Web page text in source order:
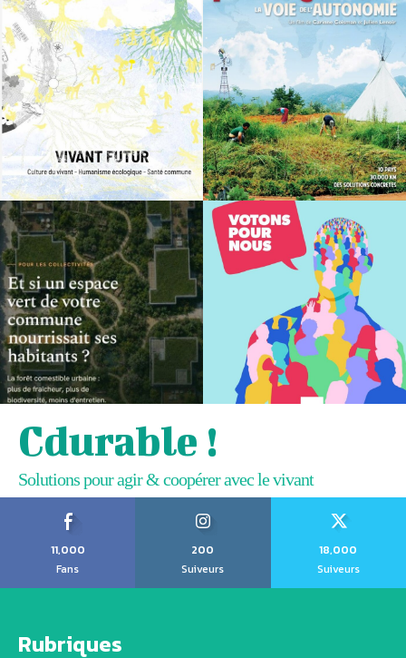
Cdurable !
Solutions pour agir & coopérer avec le vivant
11,000
Fans
200
Suiveurs
18,000
Suiveurs
Rubriques